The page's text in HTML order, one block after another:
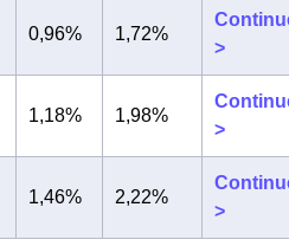
0,96% 1,72%
>
1,18% 1,98%
>
1,46% 2,22%
>